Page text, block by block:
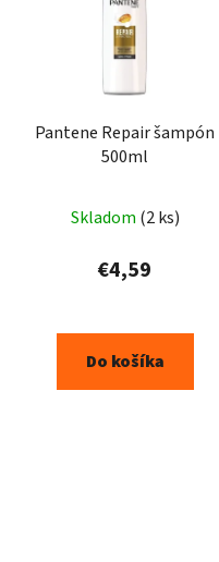
Pantene Repair šampón
500ml
Skladom (2 ks)
€4,59
Do košíka